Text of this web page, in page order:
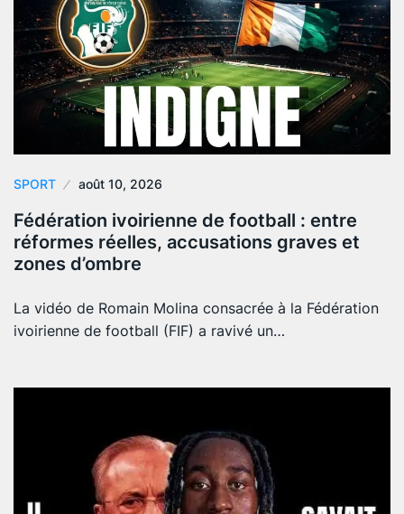
SPORT août 10, 2026
Fédération ivoirienne de football : entre
réformes réelles, accusations graves et
zones d’ombre
La vidéo de Romain Molina consacrée à la Fédération
ivoirienne de football (FIF) a ravivé un…